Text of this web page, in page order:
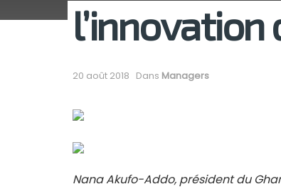
l’innovation
20 août 2018 Dans Managers
Nana Akufo-Addo, président du